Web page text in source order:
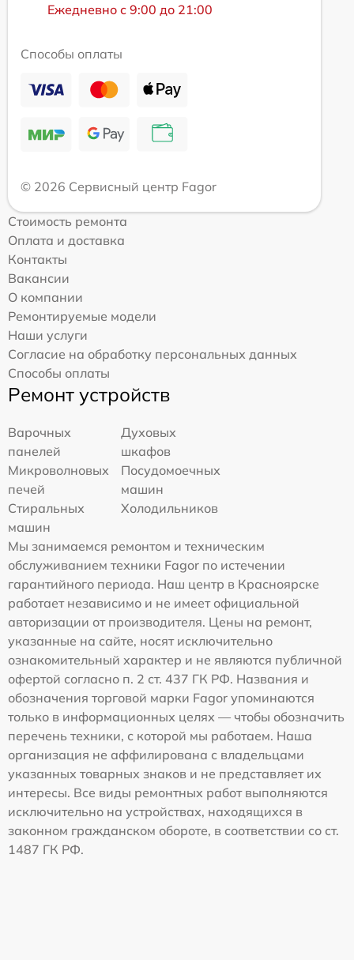
Ежедневно с 9:00 до 21:00
Способы оплаты
© 2026 Сервисный центр Fagor
Стоимость ремонта
Оплата и доставка
Контакты
Вакансии
О компании
Ремонтируемые модели
Наши услуги
Согласие на обработку персональных данных
Способы оплаты
Ремонт устройств
Варочных
панелей
Духовых
шкафов
Микроволновых
печей
Посудомоечных
машин
Стиральных
машин
Холодильников
Мы занимаемся ремонтом и техническим
обслуживанием техники Fagor по истечении
гарантийного периода. Наш центр в Красноярске
работает независимо и не имеет официальной
авторизации от производителя. Цены на ремонт,
указанные на сайте, носят исключительно
ознакомительный характер и не являются публичной
офертой согласно п. 2 ст. 437 ГК РФ. Названия и
обозначения торговой марки Fagor упоминаются
только в информационных целях — чтобы обозначить
перечень техники, с которой мы работаем. Наша
организация не аффилирована с владельцами
указанных товарных знаков и не представляет их
интересы. Все виды ремонтных работ выполняются
исключительно на устройствах, находящихся в
законном гражданском обороте, в соответствии со ст.
1487 ГК РФ.